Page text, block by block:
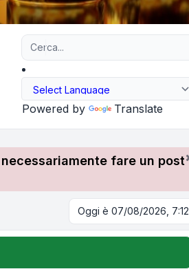
Powered by Translate
fare un post
Oggi è 07/08/2026, 7:12